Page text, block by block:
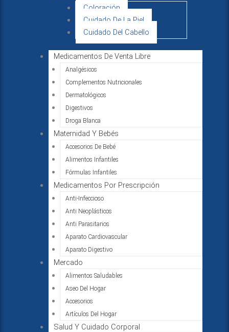
Coloración
Cuidado De La Piel
Cuidado Del Cabello
Medicamentos De Venta Libre
Analgésicos
Complementos Nutricionales
Dermatológicos
Digestivos
Droga Blanca
Maternidad Y Bebés
Accesorios De Bebé
Alimentos Infantiles
Fórmulas Infantiles
Medicamentos Por Prescripción
Anti-Infeccioso
Anti Neoplásticos
Anti Parasitarios
Aparato Cardiovascular
Aparato Digestivo
Mercado
Alimentos Saludables
Aseo Del Hogar
Accesorios
Artículos Del Hogar
Salud Y Cuidado Corporal